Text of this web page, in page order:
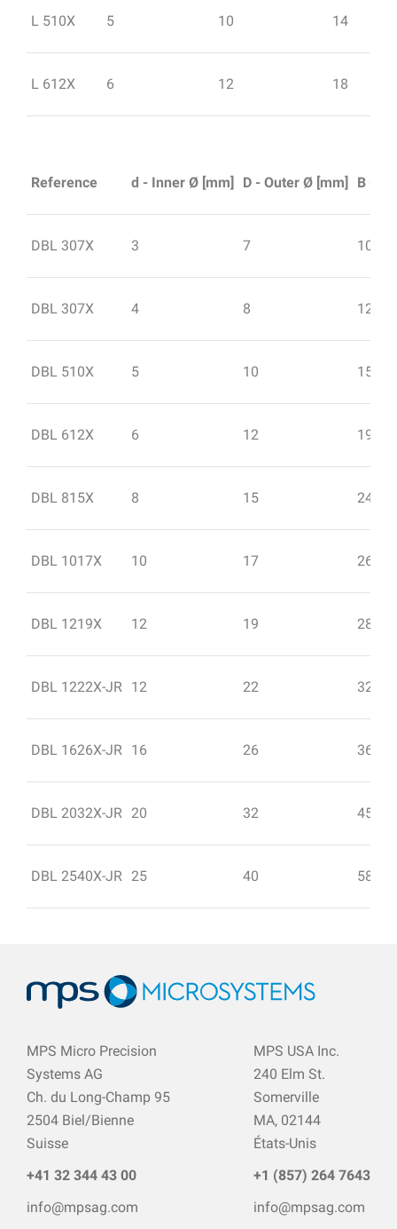
L 510X 5 10 14
L 612X 6 12 18
Reference d - Inner Ø [mm] D - Outer Ø [mm] B -
DBL 307X 3 7 10
DBL 307X 4 8 12
DBL 510X 5 10 15
DBL 612X 6 12 19
DBL 815X 8 15 24
DBL 1017X 10 17 26
DBL 1219X 12 19 28
DBL 1222X-JR 12 22 32
DBL 1626X-JR 16 26 36
DBL 2032X-JR 20 32 45
DBL 2540X-JR 25 40 58
MPS Micro Precision
Systems AG
Ch. du Long-Champ 95
2504 Biel/Bienne
Suisse
+41 32 344 43 00
info@mpsag.com
MPS USA Inc.
240 Elm St.
Somerville
MA, 02144
États-Unis
+1 (857) 264 7643
info@mpsag.com